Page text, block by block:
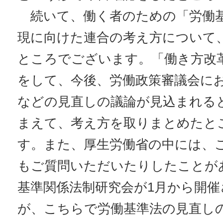
続いて、働く者のための「労働
現に向けた連合の考え方について
ところでございます。「働き方改
をして、今後、労働政策審議会に
などの見直しの議論が見込まれる
まえて、考え方を取りまとめた
す。また、厚生労働省の中には、
もご質問いただいたりしたこと
基準関係法制研究会が1月から開
が、こちらで労働基準法の見直し